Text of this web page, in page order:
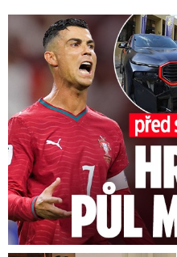
Ronaldo se pochlubil před